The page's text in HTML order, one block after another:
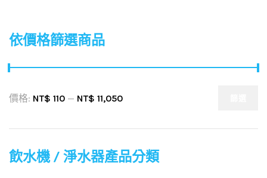
依價格篩選商品
價格: NT$ 110 — NT$ 11,050
飲水機 / 淨水器產品分類